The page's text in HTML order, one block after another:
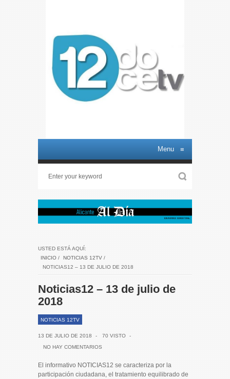
Menu ≡
USTED ESTÁ AQUÍ:
INICIO / NOTICIAS 12TV /
NOTICIAS12 – 13 DE JULIO DE 2018
Noticias12 – 13 de julio de
2018
NOTICIAS 12TV
13 DE JULIO DE 2018 - 70 VISTO
-
NO HAY COMENTARIOS
El informativo NOTICIAS12 se caracteriza por la
participación ciudadana, el tratamiento equilibrado de